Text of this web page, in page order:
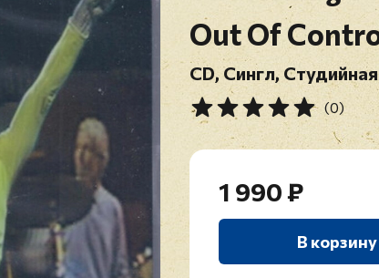
Out Of
CD, Сингл,
(0)
1 990 ₽
В корзину